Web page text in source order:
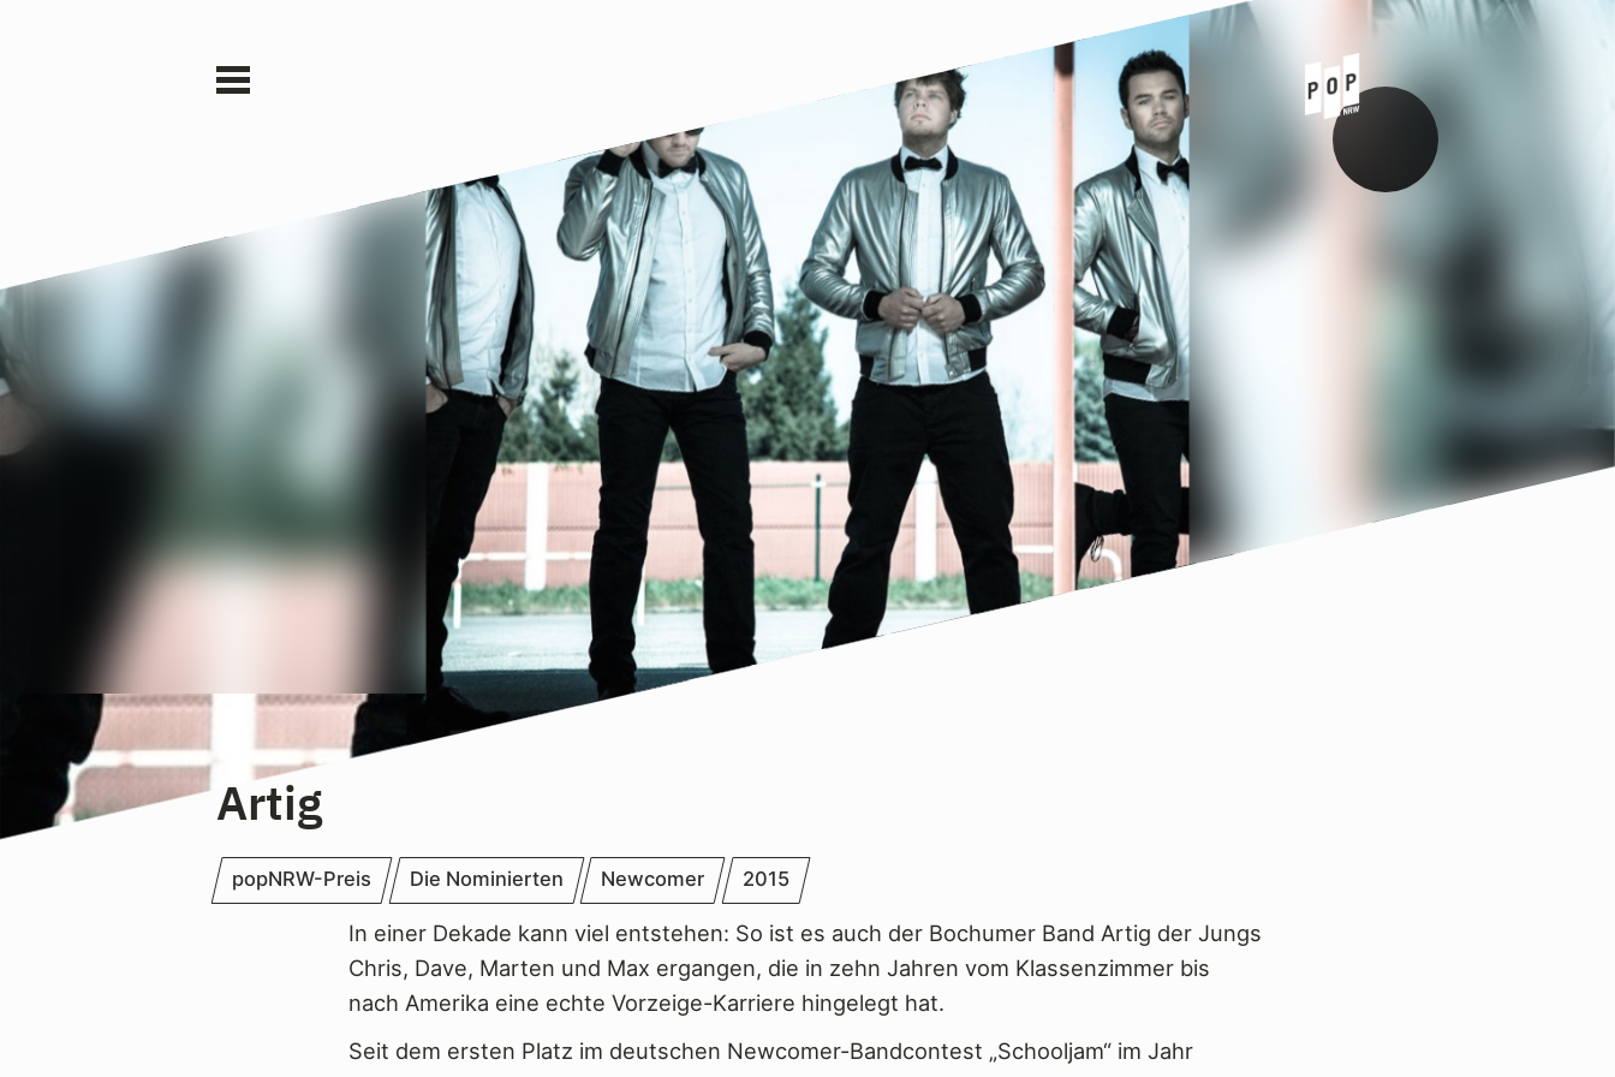
Artig
popNRW-Preis Die Nominierten Newcomer 2015
In einer Dekade kann viel entstehen: So ist es auch der Bochumer Band Artig der Jungs
Chris, Dave, Marten und Max ergangen, die in zehn Jahren vom Klassenzimmer bis
nach Amerika eine echte Vorzeige-Karriere hingelegt hat.
Seit dem ersten Platz im deutschen Newcomer-Bandcontest „Schooljam“ im Jahr